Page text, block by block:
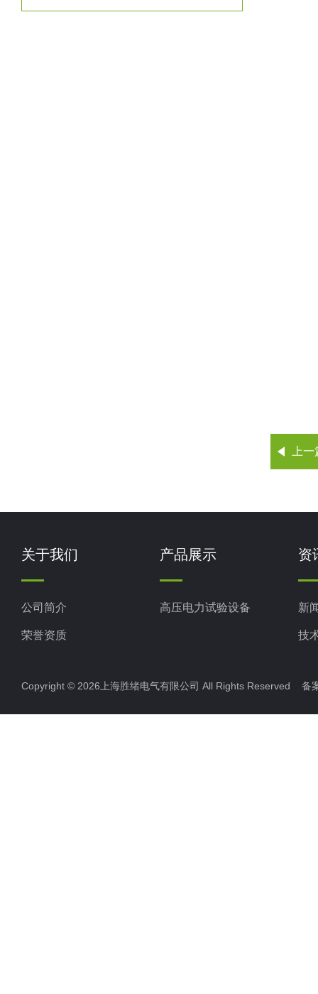
上
关于我们
公司简介
荣誉资质
产品展示
高压电力试验设备
资
新
技
Copyright © 2026上海胜绪电气有限公司 All Rights Reserved 备